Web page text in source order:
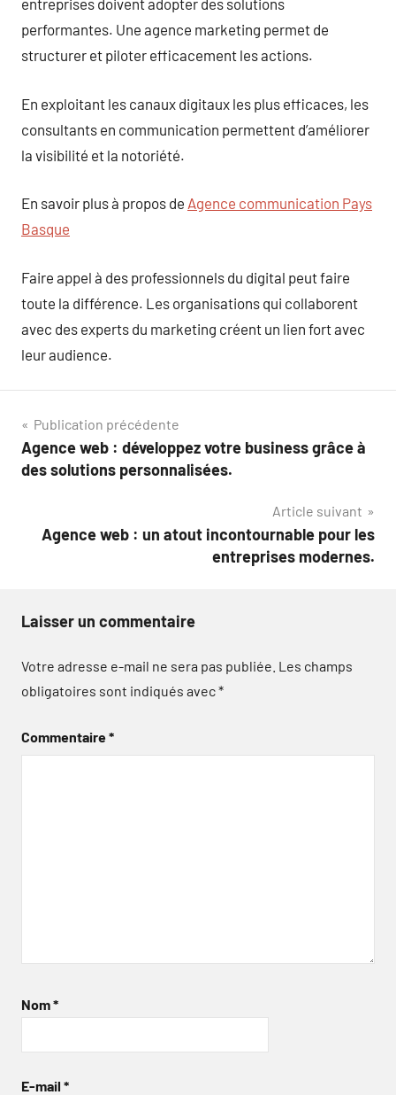
entreprises doivent adopter des solutions
performantes. Une agence marketing permet de
structurer et piloter efficacement les actions.
En exploitant les canaux digitaux les plus efficaces, les
consultants en communication permettent d’améliorer
la visibilité et la notoriété.
En savoir plus à propos de Agence communication Pays
Basque
Faire appel à des professionnels du digital peut faire
toute la différence. Les organisations qui collaborent
avec des experts du marketing créent un lien fort avec
leur audience.
Navigation
de
Publication précédente
Agence web : développez votre business grâce à
des solutions personnalisées.
Article suivant
Agence web : un atout incontournable pour les
entreprises modernes.
Laisser un commentaire
Votre adresse e-mail ne sera pas publiée. Les champs
obligatoires sont indiqués avec*
Commentaire*
Nom*
E-mail *